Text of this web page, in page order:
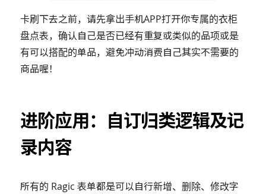
卡刷下去之前，请先拿出手机APP打开你专属的衣柜
盘点表，确认自己是否已经有重复或类似的品项或是
有可以搭配的单品，避免冲动消费自己其实不需要的
商品喔！
进阶应用：自订归类逻辑及记
录内容
所有的 Ragic 表单都是可以自行新增、删除、修改字